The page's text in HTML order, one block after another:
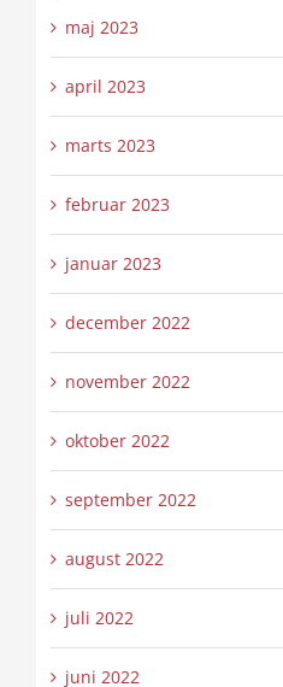
maj 2023
april 2023
marts 2023
februar 2023
januar 2023
december 2022
november 2022
oktober 2022
september 2022
august 2022
juli 2022
juni 2022